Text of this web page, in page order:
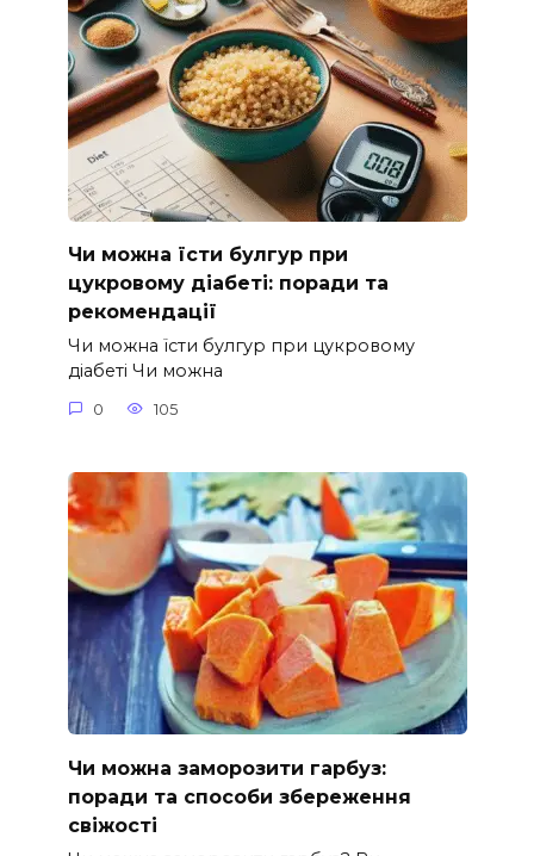
Чи можна їсти булгур при
цукровому діабеті: поради та
рекомендації
Чи можна їсти булгур при цукровому
діабеті Чи можна
0 105
Чи можна заморозити гарбуз:
поради та способи збереження
свіжості